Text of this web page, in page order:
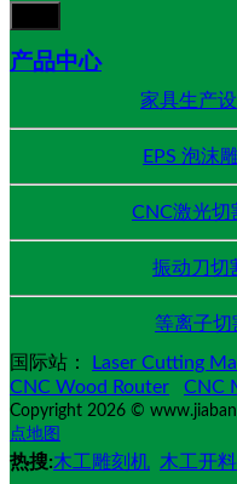
产品中心
家具生产
EPS 泡沫
CNC激光切
振动刀切
等离子切
国际站：
Laser Cutting
CNC Wood Router
CNC
Copyright 2026 ©
点地图
热搜:木工雕刻机 木工开